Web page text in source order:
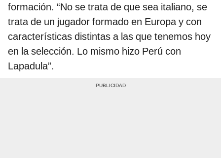
formación. “No se trata de que sea italiano, se
trata de un jugador formado en Europa y con
características distintas a las que tenemos hoy
en la selección. Lo mismo hizo Perú con
Lapadula”.